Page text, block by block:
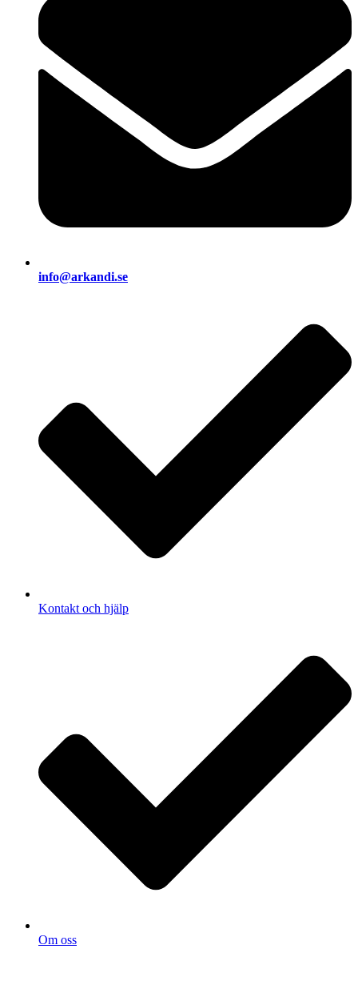
info@arkandi.se
Kontakt och hjälp
Om oss